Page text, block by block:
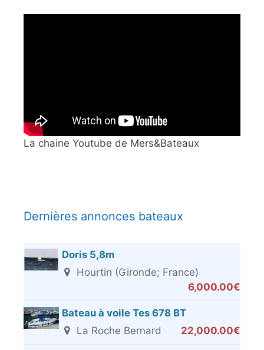
La chaine Youtube de Mers&Bateaux
Dernières annonces bateaux
Doris 5,8m
Hourtin (Gironde; France)
6,000.00€
Bateau à voile Tes 678 BT
La Roche Bernard
22,000.00€